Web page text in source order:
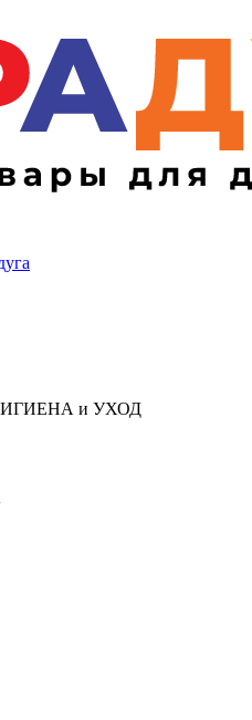
и УХОД